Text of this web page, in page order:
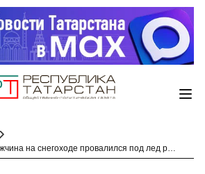
В Тукаевском районе мужчина на снегоходе провалился под лед реки Камы